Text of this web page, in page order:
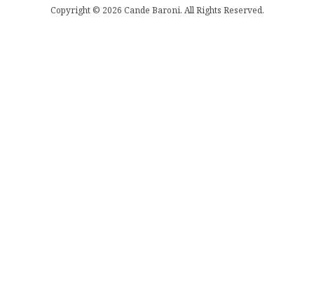
Copyright © 2026 Cande Baroni. All Rights Reserved.